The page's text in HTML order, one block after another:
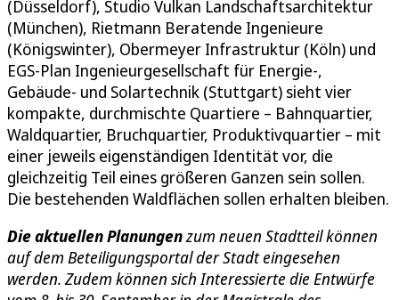
(Düsseldorf), Studio Vulkan Landschaftsarchitektur
(München), Rietmann Beratende Ingenieure
(Königswinter), Obermeyer Infrastruktur (Köln) und
EGS-Plan Ingenieurgesellschaft für Energie-,
Gebäude- und Solartechnik (Stuttgart) sieht vier
kompakte, durchmischte Quartiere – Bahnquartier,
Waldquartier, Bruchquartier, Produktivquartier – mit
einer jeweils eigenständigen Identität vor, die
gleichzeitig Teil eines größeren Ganzen sein sollen.
Die bestehenden Waldflächen sollen erhalten bleiben.
Die aktuellen Planungenzum neuen Stadtteil können
auf dem Beteiligungsportal der Stadt eingesehen
werden. Zudem können sich Interessierte die Entwürfe